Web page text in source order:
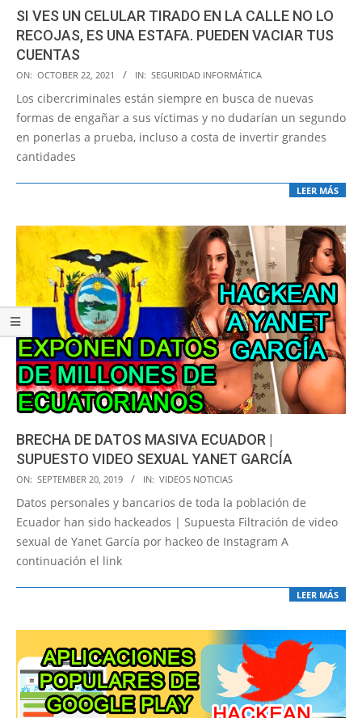
SI VES UN CELULAR TIRADO EN LA CALLE NO LO
RECOJAS, ES UNA ESTAFA. PUEDEN VACIAR TUS
CUENTAS
2021-
10-
22
ON: OCTOBER 22, 2021 IN: SEGURIDAD INFORMÁTICA
Los cibercriminales están siempre en busca de nuevas
formas de engañar a sus víctimas y no dudarían un segundo
en ponerlas a prueba, incluso a costa de invertir grandes
cantidades
LEER MÁS
BRECHA DE DATOS MASIVA ECUADOR |
SUPUESTO VIDEO SEXUAL YANET GARCÍA
2019-
09-
20
ON: SEPTEMBER 20, 2019 IN: VIDEOS NOTICIAS
Datos personales y bancarios de toda la población de
Ecuador han sido hackeados | Supuesta Filtración de video
sexual de Yanet García por hackeo de Instagram A
continuación el link
LEER MÁS